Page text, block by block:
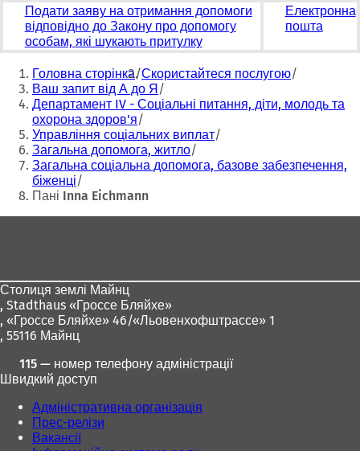
Подати заяву на отримання допомоги
відповідно до Закону про допомогу
особам, які шукають притулку
Електронна
пошта
Ти
тут:
Головна сторінка Скористайтеся послугою
Ваш запит від А до Я
Департамент IV - Соціальні питання, діти, молодь та
охорона здоров'я
Управління соціальних виплат
Загальна допомога, житло
Загальна соціальна допомога, базове забезпечення,
біженці
Пані Inna Eichmann
Столиця землі Майнц
, Stadthaus «Гроссе Бляйхе»
, «Гроссе Бляйхе» 46/«Льовенхофштрассе» 1
, 55116 Майнц
115 — номер телефону адміністрації
Швидкий доступ
Адміністративна організація
Прес-релізи
Вакансії